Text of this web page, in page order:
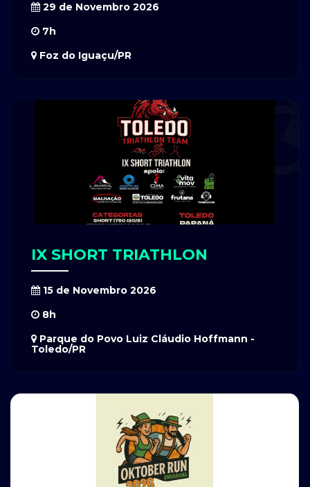
29 de Novembro 2026
7h
Foz do Iguaçu/PR
IX SHORT TRIATHLON
15 de Novembro 2026
8h
Parque do Povo Luiz Cláudio Hoffmann -
Toledo/PR